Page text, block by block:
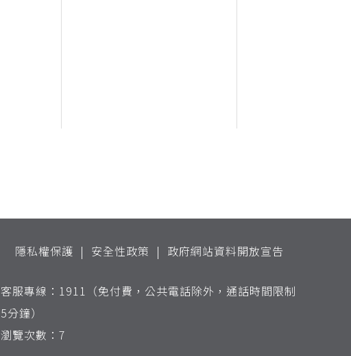
隱私權保護 安全性政策 政府網站資料開放宣告
客服專線：1911（免付費，公共電話除外，通話時間限制
5分鐘）
瀏覽次數：7